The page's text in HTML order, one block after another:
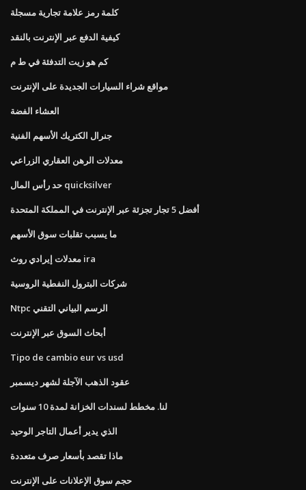
كلمة رمز علامة تجارية مسجلة
كيفية الدفع عبر الإنترنت بالنقد
كم هو زيت التدفئة في ط م
مواقع شراء السيارات الجديدة على الإنترنت
العشاء الفضة
جنرال الكتريك الأسهم الفنية
معدلات الرهن العقاري الزراعي
حد رأس المال quicksilver
أفضل 5 تجار تجزئة عبر الإنترنت في المملكة المتحدة
ما يسبب تقلبات سوق الأسهم
معدلات إيرادي روث ira
شركات البترول النفطية الروسية
Ntpc الرسم البياني التقني
أبحاث السوق عبر الإنترنت
Tipo de cambio eur vs usd
عقود الذهب الآجلة لشهر ديسمبر
لنا. مخطط لسندات الخزانة لمدة 10 سنوات
الذي يدير أعمال التاجر الوحيد
ماذا تقصد بأسعار صرف متعددة
حجم سوق الإعلانات على الإنترنت